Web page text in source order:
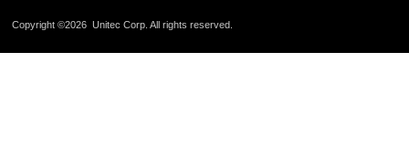
Copyright ©2026Unitec Corp. All rights reserved.